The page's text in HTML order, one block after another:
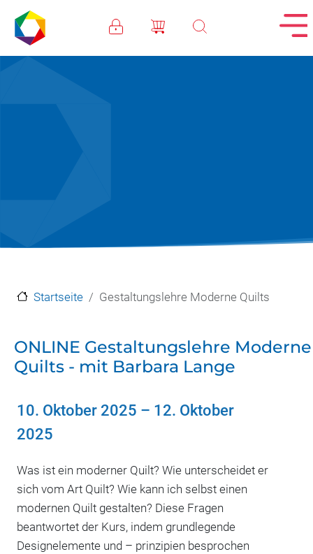
Direkt zum Inhalt
Startseite Gestaltungslehre Moderne Quilts
ONLINE Gestaltungslehre Moderne
Quilts - mit Barbara Lange
10. Oktober 2025 – 12. Oktober
2025
Was ist ein moderner Quilt? Wie unterscheidet er
sich vom Art Quilt? Wie kann ich selbst einen
modernen Quilt gestalten? Diese Fragen
beantwortet der Kurs, indem grundlegende
Designelemente und – prinzipien besprochen